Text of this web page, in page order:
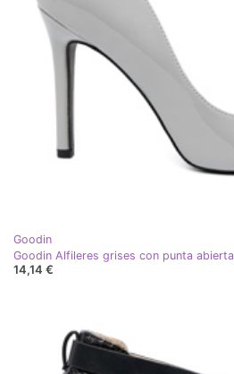
Goodin
Goodin Alfileres grises con punta abierta
14,14 €